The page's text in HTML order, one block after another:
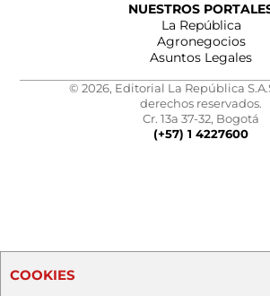
NUESTROS
La República
Agronegocios
Asuntos Legales
© 2026, Editorial La República
derechos reservados.
Cr. 13a 37-32, Bogotá
(+57) 1 4227600
COOKIES